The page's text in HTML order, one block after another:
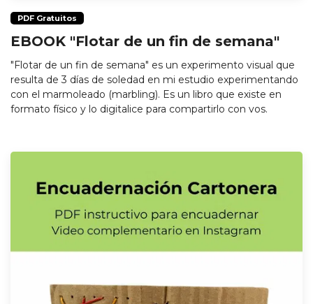
PDF Gratuitos
EBOOK "Flotar de un fin de semana"
"Flotar de un fin de semana" es un experimento visual que
resulta de 3 días de soledad en mi estudio experimentando
con el marmoleado (marbling). Es un libro que existe en
formato físico y lo digitalice para compartirlo con vos.